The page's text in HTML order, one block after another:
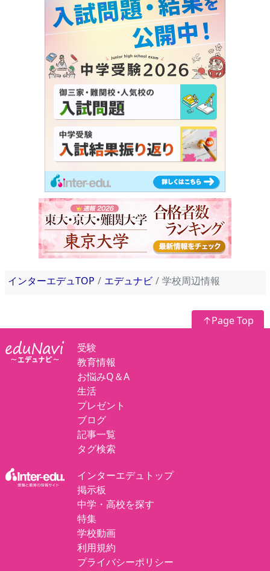
インターエデュTOP エデュナビ 学校周辺情報
↑Page Top
受験
教育情報
お悩みQ＆A
生活
プレゼント
ブログ
記事一覧
タグ検索
インターエデュトップ
掲示板
中学・高校を探す
特集
学校動画
利用規約
プライバシーポリシー